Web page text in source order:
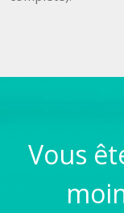
Vous